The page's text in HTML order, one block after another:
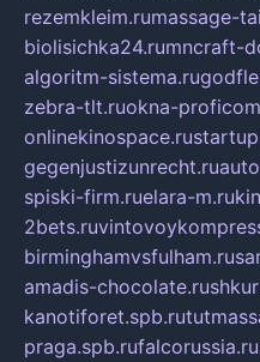
rezemkleim.rumassage-
biolisichka24.rumncraft-
algoritm-sistema.ru
zebra-tlt.ruokna-
onlinekinospace.ru
gegenjustizunrecht.ru
spiski-firm.ruelara-m.ru
2bets.ru
birminghamvsfulham.ru
amadis-chocolate.ru
kanotiforet.spb.ru
praga.spb.rufalcorussia.ru